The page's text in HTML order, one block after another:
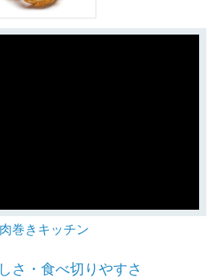
肉巻きキッチン
さ・食べ切りやすさ